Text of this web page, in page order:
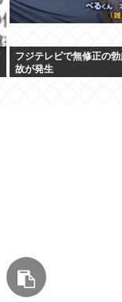
フジテレビで無修正の
故が発生